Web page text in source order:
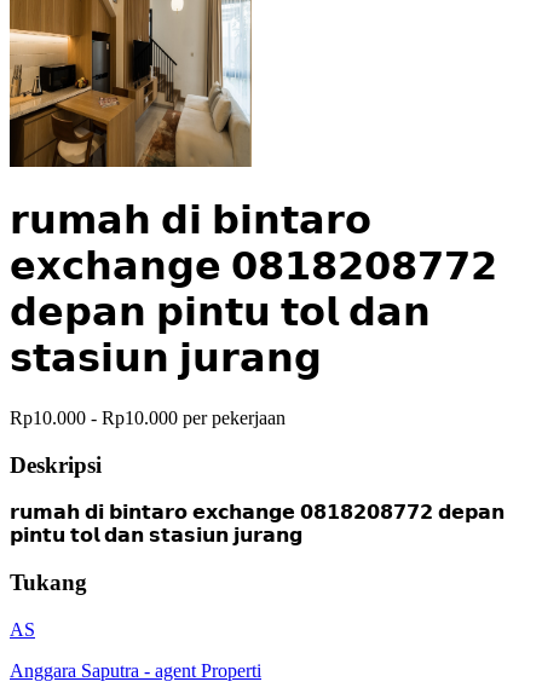
𝗿𝘂𝗺𝗮𝗵 𝗱𝗶 𝗯𝗶𝗻𝘁𝗮𝗿𝗼
𝗲𝘅𝗰𝗵𝗮𝗻𝗴𝗲 𝟬𝟴𝟭𝟴𝟮𝟬𝟴𝟳𝟳𝟮
𝗱𝗲𝗽𝗮𝗻 𝗽𝗶𝗻𝘁𝘂 𝘁𝗼𝗹 𝗱𝗮𝗻
𝘀𝘁𝗮𝘀𝗶𝘂𝗻 𝗷𝘂𝗿𝗮𝗻𝗴
Rp10.000 - Rp10.000 per pekerjaan
Deskripsi
𝗿𝘂𝗺𝗮𝗵 𝗱𝗶 𝗯𝗶𝗻𝘁𝗮𝗿𝗼 𝗲𝘅𝗰𝗵𝗮𝗻𝗴𝗲 𝟬𝟴𝟭𝟴𝟮𝟬𝟴𝟳𝟳𝟮 𝗱𝗲𝗽𝗮𝗻
𝗽𝗶𝗻𝘁𝘂 𝘁𝗼𝗹 𝗱𝗮𝗻 𝘀𝘁𝗮𝘀𝗶𝘂𝗻 𝗷𝘂𝗿𝗮𝗻𝗴
Tukang
AS
Anggara Saputra - agent Properti